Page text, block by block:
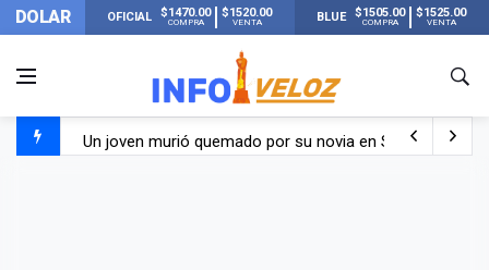
DOLAR OFICIAL $1470.00
COMPRA
$1520.00
VENTA BLUE $1505.00
COMPRA
$1525.00
VENTA
Un joven murió quemado por su novia en San Luis: